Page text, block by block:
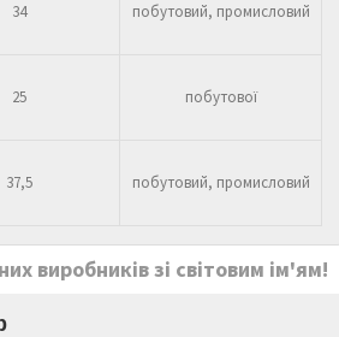
34 побутовий, промисловий
25 побутової
37,5 побутовий, промисловий
виробників зі світовим ім'ям!